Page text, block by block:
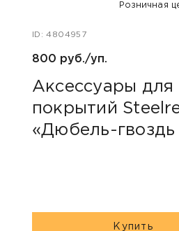
Розничная
ID: 4804957
800 руб./уп.
Аксессуары для
покрытий
«Дюбель-
Купить